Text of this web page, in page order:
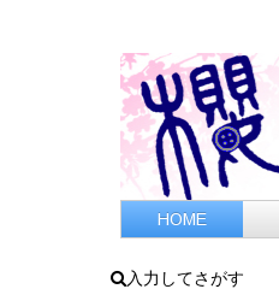
HOME
入力してさがす